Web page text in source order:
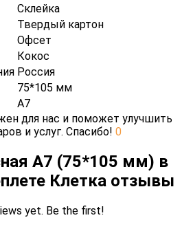
Склейка
Твердый картон
Офсет
Кокос
Россия
75*105 мм
А7
для нас и поможет улучшить
и услуг. Спасибо! 0
А7 (75*105 мм) в
Клетка отзывы
yet. Be the first!